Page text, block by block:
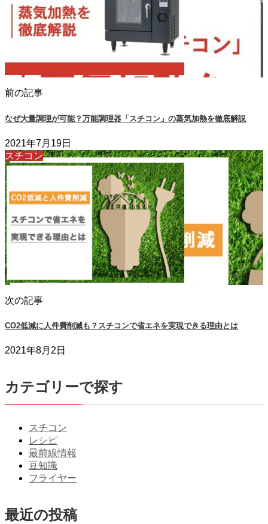
前の記事
なぜ大量調理が可能？万能調理器「スチコン」の蒸気加熱を徹底解説
2021年7月19日
スチコン
次の記事
CO2低減に人件費削減も？スチコンで省エネを実現できる理由とは
2021年8月2日
カテゴリーで探す
スチコン
レシピ
最前線情報
豆知識
フライヤー
最近の投稿